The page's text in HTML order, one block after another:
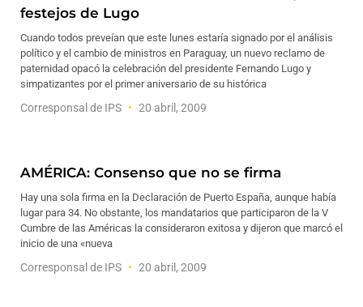
festejos de Lugo
Cuando todos preveían que este lunes estaría signado por el análisis
político y el cambio de ministros en Paraguay, un nuevo reclamo de
paternidad opacó la celebración del presidente Fernando Lugo y
simpatizantes por el primer aniversario de su histórica
Corresponsal de IPS 20 abril, 2009
AMÉRICA: Consenso que no se firma
Hay una sola firma en la Declaración de Puerto España, aunque había
lugar para 34. No obstante, los mandatarios que participaron de la V
Cumbre de las Américas la consideraron exitosa y dijeron que marcó el
inicio de una «nueva
Corresponsal de IPS 20 abril, 2009